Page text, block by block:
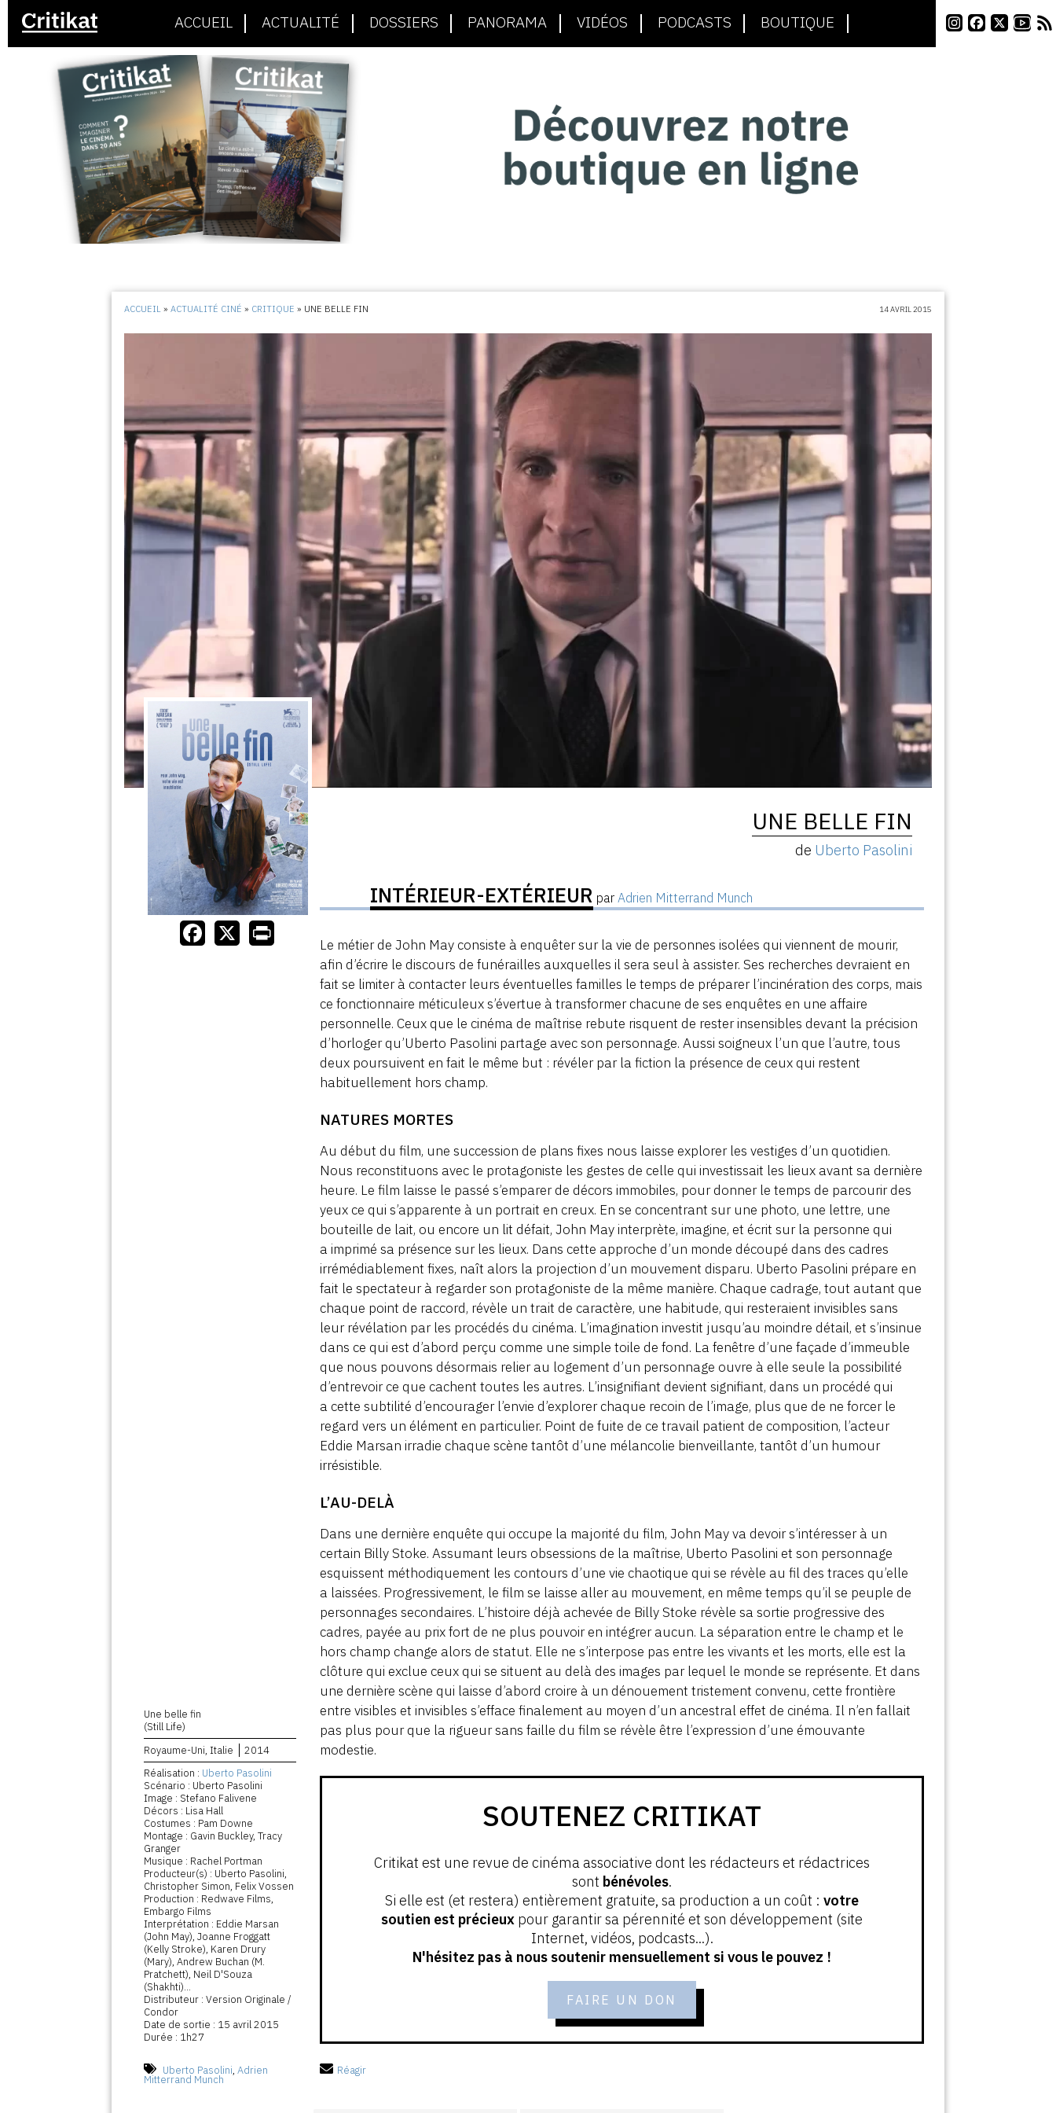
ACCUEIL ACTUALITÉ DOSSIERS PANORAMA VIDÉOS PODCASTS BOUTIQUE
ACCUEIL »ACTUALITÉ CINÉ » CRITIQUE » UNE BELLE FIN 14 AVRIL 2015
Une belle fin
(Still Life)
Royaume-Uni, Italie
2014
Réalisation : Uberto Pasolini
Scénario : Uberto Pasolini
Image : Stefano Falivene
Décors : Lisa Hall
Costumes : Pam Downe
Montage : Gavin Buckley, Tracy
Granger
Musique : Rachel Portman
Producteur(s) : Uberto Pasolini,
Christopher Simon, Felix Vossen
Production : Redwave Films,
Embargo Films
Interprétation : Eddie Marsan
(John May), Joanne Froggatt
(Kelly Stroke), Karen Drury
(Mary), Andrew Buchan (M.
Pratchett), Neil D'Souza
(Shakhti)...
Distributeur : Version Originale /
Condor
Date de sortie : 15 avril 2015
Durée : 1h27
Uberto Pasolini,Adrien
Mitterrand Munch
UNE BELLE FIN
de Uberto Pasolini
INTÉRIEUR-EXTÉRIEUR par Adrien Mitterrand Munch
Le métier de John May consiste à enquêter sur la vie de personnes isolées qui viennent de mourir,
afin d’écrire le discours de funérailles auxquelles il sera seul à assister. Ses recherches devraient en
fait se limiter à contacter leurs éventuelles familles le temps de préparer l’incinération des corps, mais
ce fonctionnaire méticuleux s’évertue à transformer chacune de ses enquêtes en une affaire
personnelle. Ceux que le cinéma de maîtrise rebute risquent de rester insensibles devant la précision
d’horloger qu’Uberto Pasolini partage avec son personnage. Aussi soigneux l’un que l’autre, tous
deux poursuivent en fait le même but : révéler par la fiction la présence de ceux qui restent
habituellement hors champ.
NATURES MORTES
Au début du film, une succession de plans fixes nous laisse explorer les vestiges d’un quotidien.
Nous reconstituons avec le protagoniste les gestes de celle qui investissait les lieux avant sa dernière
heure. Le film laisse le passé s’emparer de décors immobiles, pour donner le temps de parcourir des
yeux ce qui s’apparente à un portrait en creux. En se concentrant sur une photo, une lettre, une
bouteille de lait, ou encore un lit défait, John May interprète, imagine, et écrit sur la personne qui
a imprimé sa présence sur les lieux. Dans cette approche d’un monde découpé dans des cadres
irrémédiablement fixes, naît alors la projection d’un mouvement disparu. Uberto Pasolini prépare en
fait le spectateur à regarder son protagoniste de la même manière. Chaque cadrage, tout autant que
chaque point de raccord, révèle un trait de caractère, une habitude, qui resteraient invisibles sans
leur révélation par les procédés du cinéma. L’imagination investit jusqu’au moindre détail, et s’insinue
dans ce qui est d’abord perçu comme une simple toile de fond. La fenêtre d’une façade d’immeuble
que nous pouvons désormais relier au logement d’un personnage ouvre à elle seule la possibilité
d’entrevoir ce que cachent toutes les autres. L’insignifiant devient signifiant, dans un procédé qui
a cette subtilité d’encourager l’envie d’explorer chaque recoin de l’image, plus que de ne forcer le
regard vers un élément en particulier. Point de fuite de ce travail patient de composition, l’acteur
Eddie Marsan irradie chaque scène tantôt d’une mélancolie bienveillante, tantôt d’un humour
irrésistible.
L’AU-DELÀ
Dans une dernière enquête qui occupe la majorité du film, John May va devoir s’intéresser à un
certain Billy Stoke. Assumant leurs obsessions de la maîtrise, Uberto Pasolini et son personnage
esquissent méthodiquement les contours d’une vie chaotique qui se révèle au fil des traces qu’elle
a laissées. Progressivement, le film se laisse aller au mouvement, en même temps qu’il se peuple de
personnages secondaires. L’histoire déjà achevée de Billy Stoke révèle sa sortie progressive des
cadres, payée au prix fort de ne plus pouvoir en intégrer aucun. La séparation entre le champ et le
hors champ change alors de statut. Elle ne s’interpose pas entre les vivants et les morts, elle est la
clôture qui exclue ceux qui se situent au delà des images par lequel le monde se représente. Et dans
une dernière scène qui laisse d’abord croire à un dénouement tristement convenu, cette frontière
entre visibles et invisibles s’efface finalement au moyen d’un ancestral effet de cinéma. Il n’en fallait
pas plus pour que la rigueur sans faille du film se révèle être l’expression d’une émouvante
modestie.
SOUTENEZ CRITIKAT
Critikat est une revue de cinéma associative dont les rédacteurs et rédactrices
sont bénévoles.
Si elle est (et restera) entièrement gratuite, sa production a un coût : votre
soutien est précieux pour garantir sa pérennité et son développement (site
Internet, vidéos, podcasts...).
N'hésitez pas à nous soutenir mensuellement si vous le pouvez !
FAIRE UN DON
Réagir